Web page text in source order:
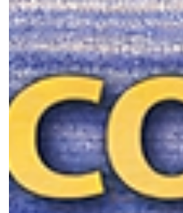
24 mars 3 min de lecture
Animaux & Compagnie
12 bébés animaux
de leur mère qui vont vous
Découvrez 12 bébés animaux
mère : des images rares,
mystères de la vie avant la naissance.